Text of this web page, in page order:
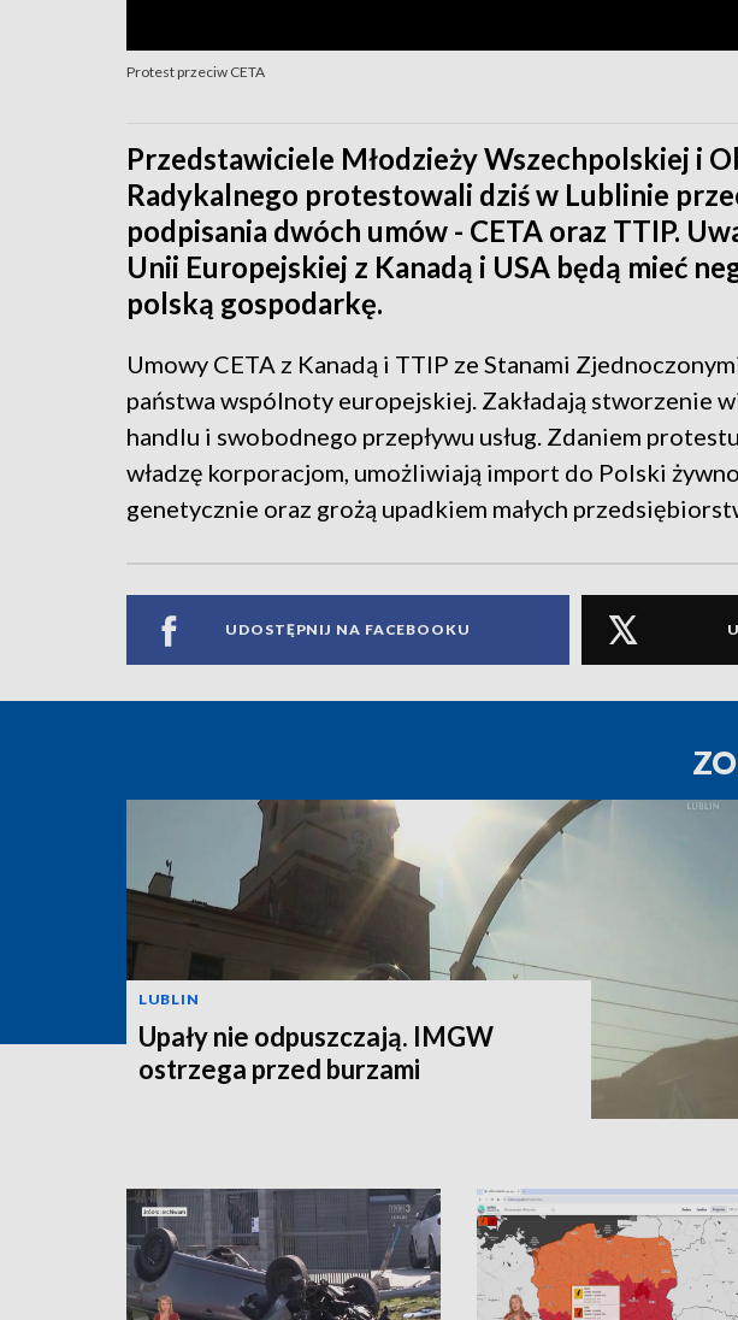
Protest przeciw CETA
Przedstawiciele Młodzieży Wszechpolskiej i
Radykalnego protestowali dziś w Lublinie
podpisania dwóch umów - CETA oraz TTIP.
Unii Europejskiej z Kanadą i USA będą mieć
polską gospodarkę.
Umowy CETA z Kanadą i TTIP ze Stanami
państwa wspólnoty europejskiej. Zakładają stworzenie
handlu i swobodnego przepływu usług. Zdaniem
władzę korporacjom, umożliwiają import do Polski
genetycznie oraz grożą upadkiem małych
UDOSTĘPNIJ NA FACEBOOKU
LUBLIN
Upały nie odpuszczają. IMGW
ostrzega przed burzami